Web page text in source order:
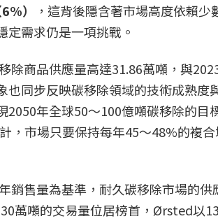
）
，這背後隱含著市場高度依賴
定需求仍是一項挑戰。
除商品供應量高達31.86萬噸，與
也同步反映碳移除領域的技術成熟度
2050年全球50～100億噸碳移除的目
，市場只要保持每年45～48%的複
銷售量為基準，耐久碳移除市場的
萬噸的交易量位居榜首，Ørsted以